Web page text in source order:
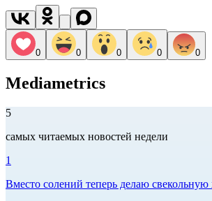
0 0 0 0 0
Mediametrics
5
самых читаемых новостей недели
1
Вместо солений теперь делаю